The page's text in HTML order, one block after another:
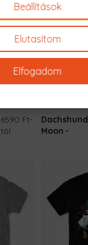
6590 Ft-
tól
Dachshund
Moon
Beállítások
Elutasítom
Elfogadom